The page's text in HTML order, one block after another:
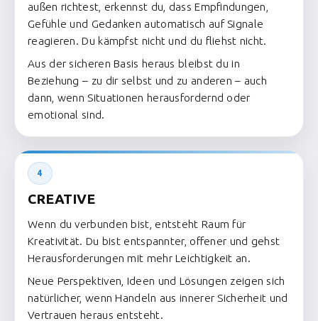
außen richtest, erkennst du, dass Empfindungen,
Gefühle und Gedanken automatisch auf Signale
reagieren. Du kämpfst nicht und du fliehst nicht.
Aus der sicheren Basis heraus bleibst du in
Beziehung – zu dir selbst und zu anderen – auch
dann, wenn Situationen herausfordernd oder
emotional sind.
4
CREATIVE
Wenn du verbunden bist, entsteht Raum für
Kreativität. Du bist entspannter, offener und gehst
Herausforderungen mit mehr Leichtigkeit an.
Neue Perspektiven, Ideen und Lösungen zeigen sich
natürlicher, wenn Handeln aus innerer Sicherheit und
Vertrauen heraus entsteht.